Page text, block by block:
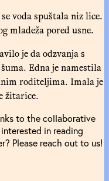
voda spuštala niz lice.
mladeža pored usne.
je da odzvanja s
Edna je namestila
roditeljima. Imala je
žitarice.
to the collaborative
in reading
Please reach out to us!